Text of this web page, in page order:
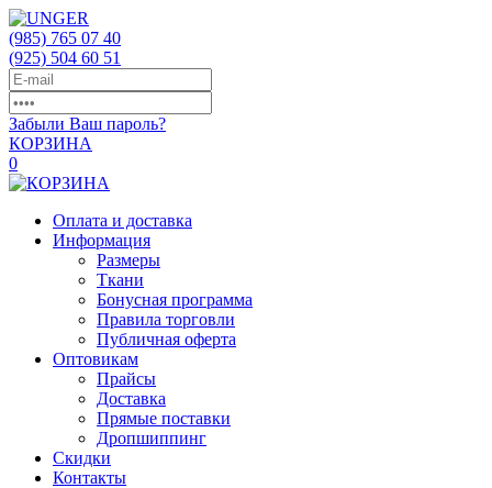
(985) 765 07 40
(925) 504 60 51
Забыли Ваш пароль?
КОРЗИНА
0
Оплата и доставка
Информация
Размеры
Ткани
Бонусная программа
Правила торговли
Публичная оферта
Оптовикам
Прайсы
Доставка
Прямые поставки
Дропшиппинг
Скидки
Контакты